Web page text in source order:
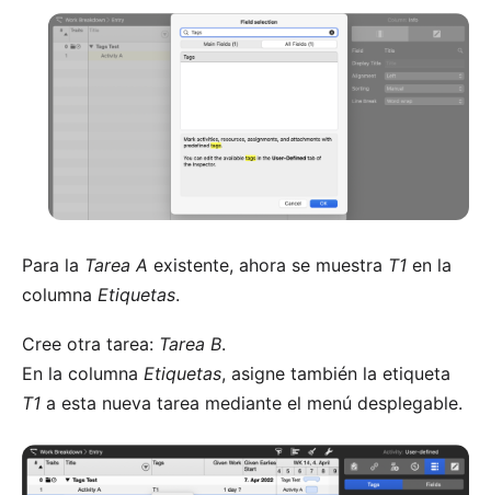
Para la Tarea A existente, ahora se muestra T1 en la
columna Etiquetas.
Cree otra tarea: Tarea B.
En la columna Etiquetas, asigne también la etiqueta
T1 a esta nueva tarea mediante el menú desplegable.